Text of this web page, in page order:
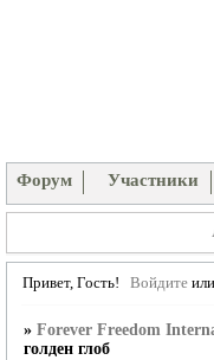
Форум Участники
Привет, Гость! Войдитеили
» Forever Freedom
голден глоб